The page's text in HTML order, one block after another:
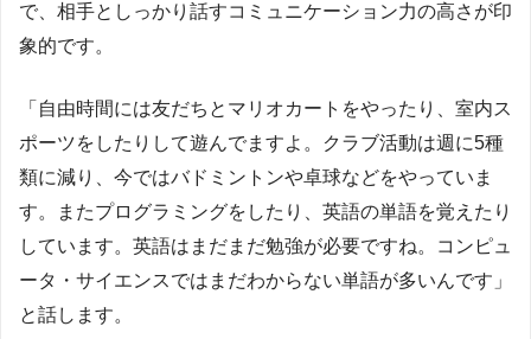
で、相手としっかり話すコミュニケーション力の高さが印
象的です。
「自由時間には友だちとマリオカートをやったり、室内ス
ポーツをしたりして遊んでますよ。クラブ活動は週に5種
類に減り、今ではバドミントンや卓球などをやっていま
す。またプログラミングをしたり、英語の単語を覚えたり
しています。英語はまだまだ勉強が必要ですね。コンピュ
ータ・サイエンスではまだわからない単語が多いんです」
と話します。